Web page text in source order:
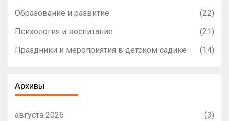
Образование и развитие
(22)
Психология и воспитание
(21)
Праздники и мероприятия в детском садике
(14)
Архивы
августа 2026
(3)